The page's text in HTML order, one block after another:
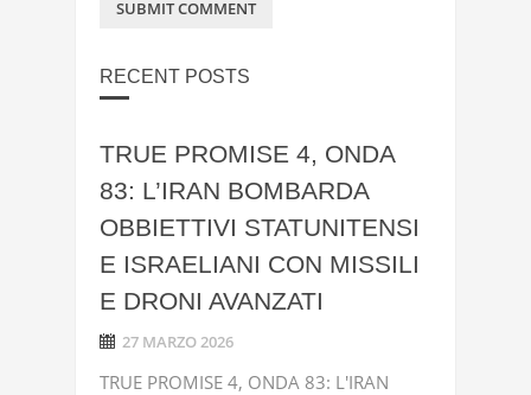
RECENT POSTS
TRUE PROMISE 4, ONDA
83: L’IRAN BOMBARDA
OBBIETTIVI STATUNITENSI
E ISRAELIANI CON MISSILI
E DRONI AVANZATI
27 MARZO 2026
TRUE PROMISE 4, ONDA 83: L'IRAN